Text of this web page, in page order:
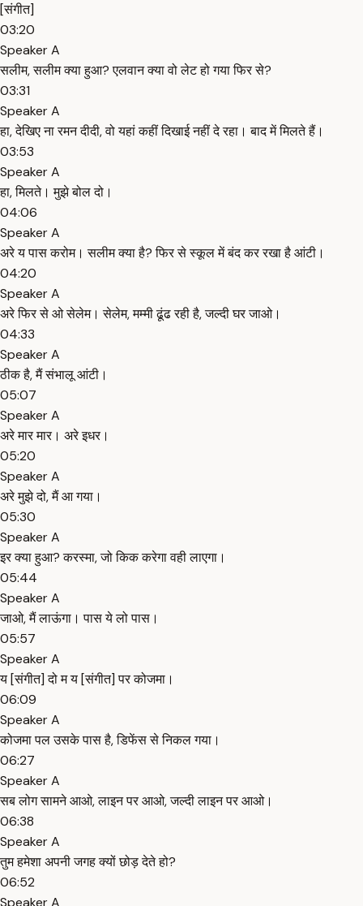
[संगीत]
03:20
Speaker A
सलीम, सलीम क्या हुआ? एलवान क्या वो लेट हो गया फिर से?
03:31
Speaker A
हा, देखिए ना रमन दीदी, वो यहां कहीं दिखाई नहीं दे रहा। बाद में मिलते हैं।
03:53
Speaker A
हा, मिलते। मुझे बोल दो।
04:06
Speaker A
अरे य पास करोम। सलीम क्या है? फिर से स्कूल में बंद कर रखा है आंटी।
04:20
Speaker A
अरे फिर से ओ सेलेम। सेलेम, मम्मी ढूंढ रही है, जल्दी घर जाओ।
04:33
Speaker A
ठीक है, मैं संभालू आंटी।
05:07
Speaker A
अरे मार मार। अरे इधर।
05:20
Speaker A
अरे मुझे दो, मैं आ गया।
05:30
Speaker A
इर क्या हुआ? करस्मा, जो किक करेगा वही लाएगा।
05:44
Speaker A
जाओ, मैं लाऊंगा। पास ये लो पास।
05:57
Speaker A
य [संगीत] दो म य [संगीत] पर कोजमा।
06:09
Speaker A
कोजमा पल उसके पास है, डिफेंस से निकल गया।
06:27
Speaker A
सब लोग सामने आओ, लाइन पर आओ, जल्दी लाइन पर आओ।
06:38
Speaker A
तुम हमेशा अपनी जगह क्यों छोड़ देते हो?
06:52
Speaker A